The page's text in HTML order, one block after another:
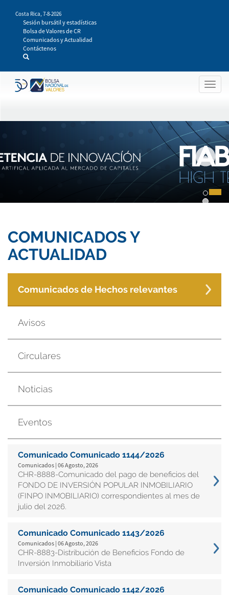
contenido
principal
Costa Rica, 7-8-2026
Sesión bursátil y estadísticas
Bolsa de Valores de CR
Comunicados y Actualidad
Contáctenos
COMUNICADOS Y
ACTUALIDAD
Comunicados de Hechos relevantes
Avisos
Circulares
Noticias
Eventos
Comunicado Comunicado 1144/2026
Comunicados | 06 Agosto, 2026
CHR-8888-Comunicado del pago de beneficios del
FONDO DE INVERSIÓN POPULAR INMOBILIARIO
(FINPO INMOBILIARIO) correspondientes al mes de
julio del 2026.
Comunicado Comunicado 1143/2026
Comunicados | 06 Agosto, 2026
CHR-8883-Distribución de Beneficios Fondo de
Inversión Inmobiliario Vista
Comunicado Comunicado 1142/2026